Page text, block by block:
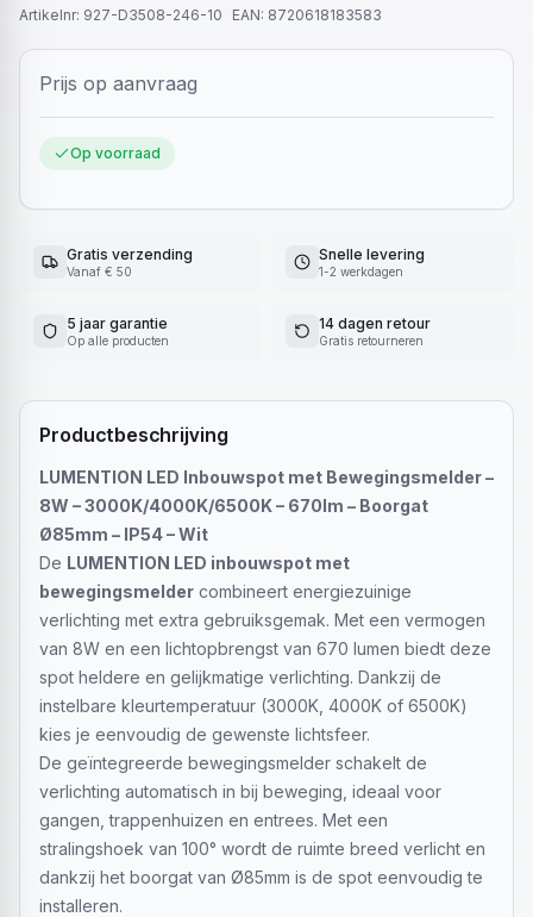
Artikelnr: 927-D3508-246-10 EAN: 8720618183583
Prijs op aanvraag
Op voorraad
Gratis verzending
Vanaf € 50
Snelle levering
1-2 werkdagen
5 jaar garantie
Op alle producten
14 dagen retour
Gratis retourneren
Productbeschrijving
LUMENTION LED Inbouwspot met Bewegingsmelder –
8W – 3000K/4000K/6500K – 670lm – Boorgat
Ø85mm – IP54 – Wit
De LUMENTION LED inbouwspot met
bewegingsmelder combineert energiezuinige
verlichting met extra gebruiksgemak. Met een vermogen
van 8W en een lichtopbrengst van 670 lumen biedt deze
spot heldere en gelijkmatige verlichting. Dankzij de
instelbare kleurtemperatuur (3000K, 4000K of 6500K)
kies je eenvoudig de gewenste lichtsfeer.
De geïntegreerde bewegingsmelder schakelt de
verlichting automatisch in bij beweging, ideaal voor
gangen, trappenhuizen en entrees. Met een
stralingshoek van 100° wordt de ruimte breed verlicht en
dankzij het boorgat van Ø85mm is de spot eenvoudig te
installeren.